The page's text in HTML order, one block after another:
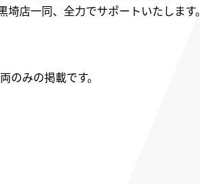
店一同、全力でサポートいたします。
みの掲載です。